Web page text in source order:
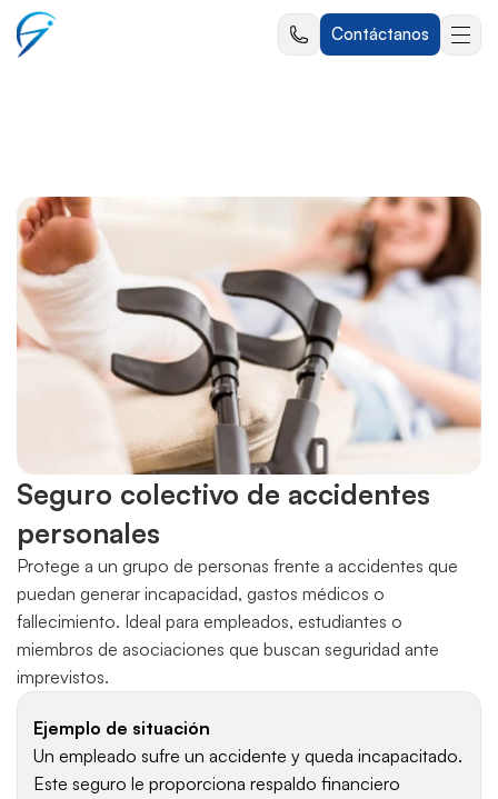
Contáctanos
Seguro colectivo de accidentes
personales
Protege a un grupo de personas frente a accidentes que
puedan generar incapacidad, gastos médicos o
fallecimiento. Ideal para empleados, estudiantes o
miembros de asociaciones que buscan seguridad ante
imprevistos.
Ejemplo de situación
Un empleado sufre un accidente y queda incapacitado.
Este seguro le proporciona respaldo financiero